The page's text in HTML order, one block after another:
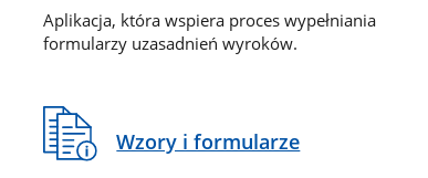
Aplikacja, która wspiera proces wypełniania
formularzy uzasadnień wyroków.
Wzory i formularze